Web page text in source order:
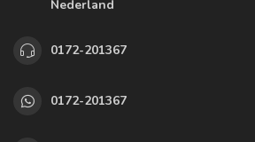
Nederland
0172-201367
0172-201367